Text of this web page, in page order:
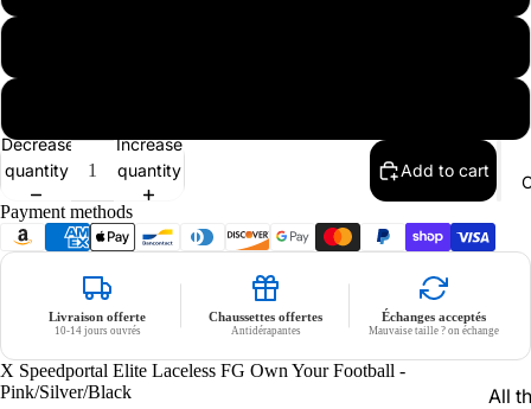
All
Decrease
quantity
Increase
quantity
Add to cart
Payment methods
Livraison offerte
10-14 jours ouvrés
Chaussettes offertes
Antidérapantes
Échanges acceptés
Mauvaise taille ? on échange
X Speedportal Elite Laceless FG Own Your Football -
Pink/Silver/Black